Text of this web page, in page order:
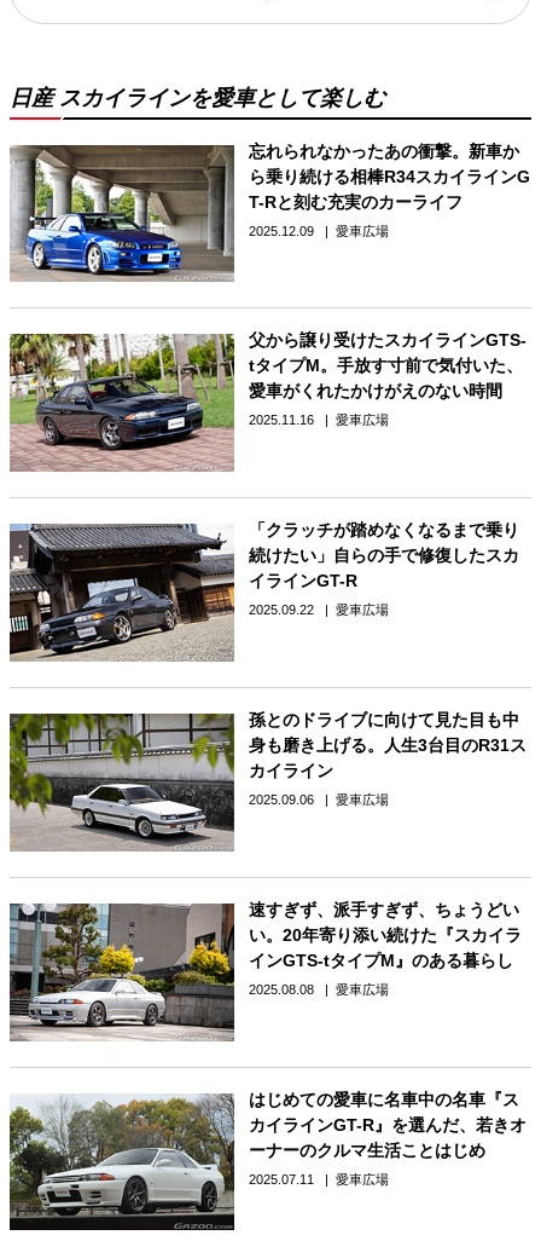
日産 スカイラインを愛車として楽しむ
忘れられなかったあの衝撃。新車か
ら乗り続ける相棒R34スカイラインG
T-Rと刻む充実のカーライフ
2025.12.09 愛車広場
父から譲り受けたスカイラインGTS-
tタイプM。手放す寸前で気付いた、
愛車がくれたかけがえのない時間
2025.11.16 愛車広場
「クラッチが踏めなくなるまで乗り
続けたい」自らの手で修復したスカ
イラインGT-R
2025.09.22 愛車広場
孫とのドライブに向けて見た目も中
身も磨き上げる。人生3台目のR31ス
カイライン
2025.09.06 愛車広場
速すぎず、派手すぎず、ちょうどい
い。20年寄り添い続けた『スカイラ
インGTS-tタイプM』のある暮らし
2025.08.08 愛車広場
はじめての愛車に名車中の名車『ス
カイラインGT-R』を選んだ、若きオ
ーナーのクルマ生活ことはじめ
2025.07.11 愛車広場